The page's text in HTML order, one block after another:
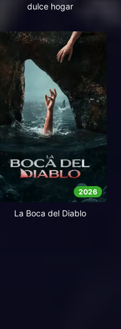
dulce hogar
2026
La Boca del Diablo